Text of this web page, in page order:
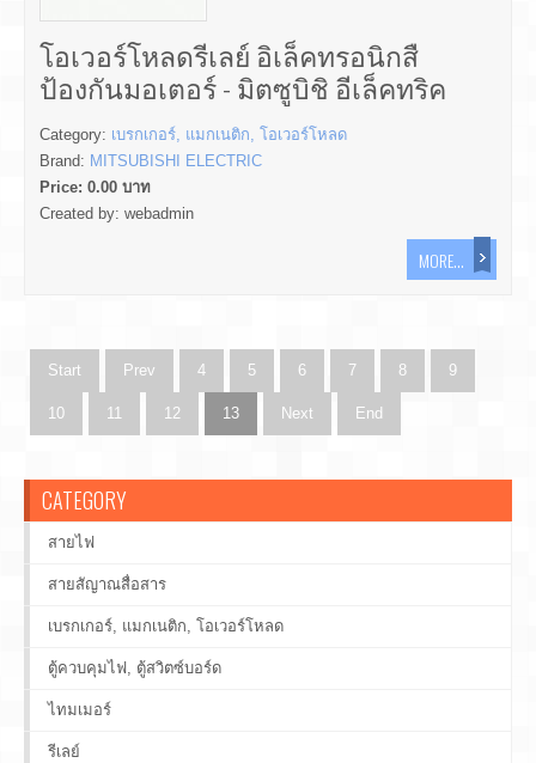
โอเวอร์โหลดรีเลย์ อิเล็คทรอนิกสื
ป้องกันมอเตอร์ - มิตซูบิชิ อีเล็คทริค
Category: เบรกเกอร์, แมกเนติก, โอเวอร์โหลด
Brand: MITSUBISHI ELECTRIC
Price: 0.00 บาท
Created by: webadmin
MORE...
Start Prev 4 5 6 7 8 9
10 11 12 13 Next End
CATEGORY
สายไฟ
สายสัญาณสื่อสาร
เบรกเกอร์, แมกเนติก, โอเวอร์โหลด
ตู้ควบคุมไฟ, ตู้สวิตซ์บอร์ด
ไทมเมอร์
รีเลย์